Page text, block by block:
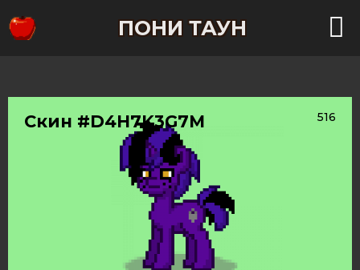
ПОНИ ТАУН
Скин #D4H7K3G7M 516